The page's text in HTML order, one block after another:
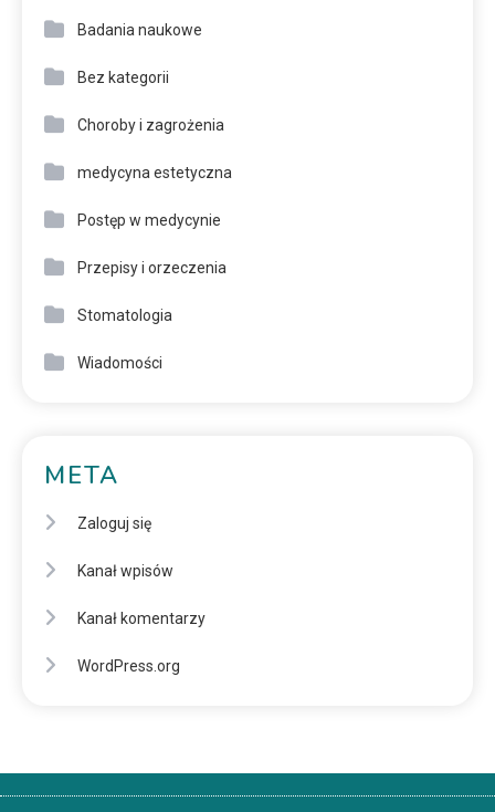
Badania naukowe
Bez kategorii
Choroby i zagrożenia
medycyna estetyczna
Postęp w medycynie
Przepisy i orzeczenia
Stomatologia
Wiadomości
META
Zaloguj się
Kanał wpisów
Kanał komentarzy
WordPress.org